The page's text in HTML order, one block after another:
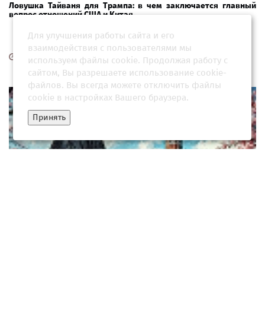
Ловушка Тайваня для Трампа: в чем заключается главный
вопрос отношений США и Китая
26 мая 2026, 06:34
Для улучшения работы сайта и его
взаимодействия с пользователями мы
используем файлы cookie. Продолжая работу с
сайтом, Вы разрешаете использование cookie-
файлов. Вы всегда можете отключить файлы
cookie в настройках Вашего браузера.
Принять